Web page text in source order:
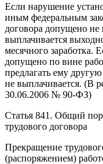
Если нарушение
иным федеральным
договора допущено не
выплачивается
месячного заработка.
допущено по вине
предлагать ему
не выплачивается. (В
30.06.2006 № 90-ФЗ)
Статья 841. Общий
трудового договора
Прекращение
(распоряжением)